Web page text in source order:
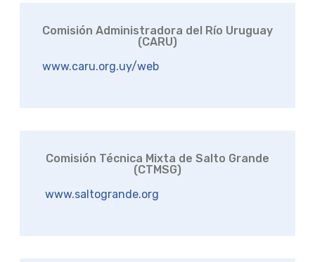
Comisión Administradora del Río Uruguay
(CARU)
www.caru.org.uy/web
Comisión Técnica Mixta de Salto Grande
(CTMSG)
www.saltogrande.org